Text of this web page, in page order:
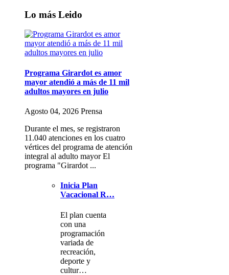
Lo más Leido
Programa Girardot es amor
mayor atendió a más de 11 mil
adultos mayores en julio
Agosto 04, 2026 Prensa
Durante el mes, se registraron
11.040 atenciones en los cuatro
vértices del programa de atención
integral al adulto mayor El
programa "Girardot ...
Inicia Plan
Vacacional R…
El plan cuenta
con una
programación
variada de
recreación,
deporte y
cultur…